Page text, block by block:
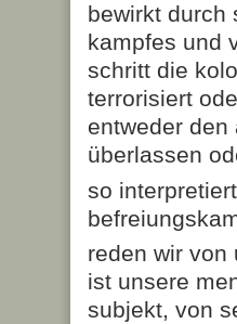
bewirkt durch
kampfes und
schritt die
terrorisiert
entweder
überlassen
so
reden wir von
ist unsere
subjekt, von